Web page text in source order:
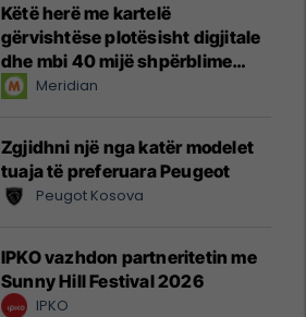
Këtë herë me kartelë
gërvishtëse plotësisht digjitale
dhe mbi 40 mijë shpërblime
instant!Meridian
Zgjidhni një nga katër modelet
tuaja të preferuara Peugeot
Peugot Kosova
IPKO vazhdon partneritetin me
Sunny Hill Festival 2026
IPKO